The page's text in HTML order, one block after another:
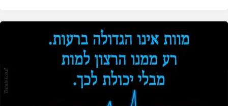
ביותר
הוא…"